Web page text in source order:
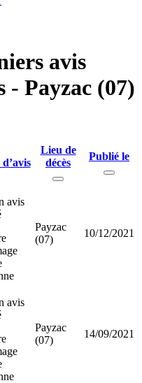
avis
- Payzac (07)
Lieu de
décès
Publié le
avis
Payzac
(07)
10/12/2021
avis
Payzac
(07)
14/09/2021